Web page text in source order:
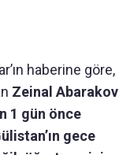
haberine göre,
Zeinal Abarakov
1 gün önce
gece